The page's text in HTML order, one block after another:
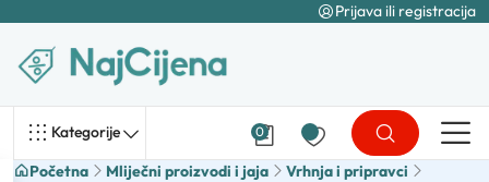
Prijava ili registracija
Kategorije 0
Početna Mliječni proizvodi i jaja
Vrhnja i pripravci